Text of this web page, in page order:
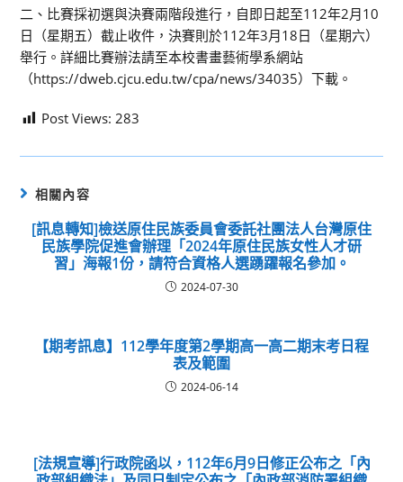
二、比賽採初選與決賽兩階段進行，自即日起至112年2月10
日（星期五）截止收件，決賽則於112年3月18日（星期六）
舉行。詳細比賽辦法請至本校書畫藝術學系網站
（https://dweb.cjcu.edu.tw/cpa/news/34035）下載。
Post Views: 283
相關內容
[訊息轉知]檢送原住民族委員會委託社團法人台灣原住
民族學院促進會辦理「2024年原住民族女性人才研
習」海報1份，請符合資格人選踴躍報名參加。
2024-07-30
【期考訊息】112學年度第2學期高一高二期末考日程
表及範圍
2024-06-14
[法規宣導]行政院函以，112年6月9日修正公布之「內